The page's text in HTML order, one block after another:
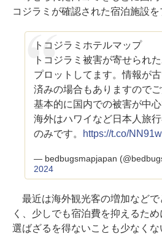
コジラミが確認された宿泊施設を
トコジラミホテルマップ
トコジラミ被害が寄せられ
プロットしてます。情報が
済みの場合もありますのでご
基本的に国内での被害が中心
海外はハワイなど日本人旅
のみです。 https://t.co/
— bedbugsmapjapan
2024
最近は海外観光客の増加などで
く、少しでも宿泊費を抑えるた
選ばざるを得ないことも少なくな